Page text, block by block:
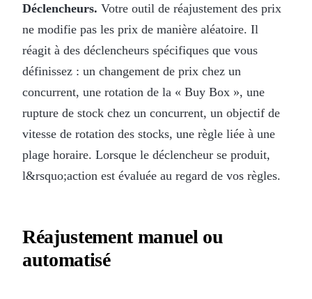
Déclencheurs. Votre outil de réajustement des prix
ne modifie pas les prix de manière aléatoire. Il
réagit à des déclencheurs spécifiques que vous
définissez : un changement de prix chez un
concurrent, une rotation de la « Buy Box », une
rupture de stock chez un concurrent, un objectif de
vitesse de rotation des stocks, une règle liée à une
plage horaire. Lorsque le déclencheur se produit,
l&rsquo;action est évaluée au regard de vos règles.
Réajustement manuel ou
automatisé